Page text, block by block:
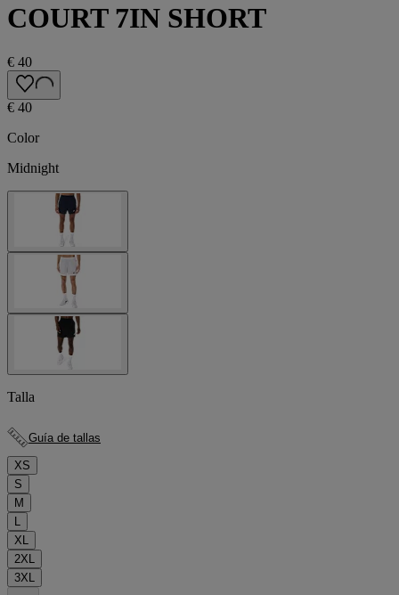
COURT 7IN SHORT
€ 40
€ 40
Color
Midnight
Talla
Guía de tallas
XS
S
M
L
XL
2XL
3XL